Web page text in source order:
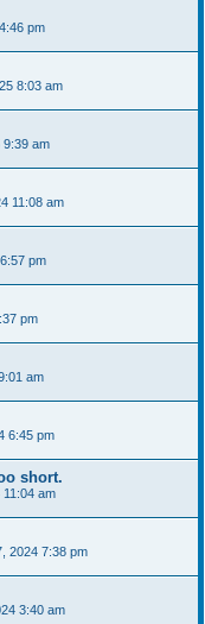
pm
8:03 am
9:39 am
11:08 am
pm
pm
am
6:45 pm
short.
11:04 am
2024 7:38 pm
3:40 am